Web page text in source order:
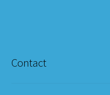
Contact